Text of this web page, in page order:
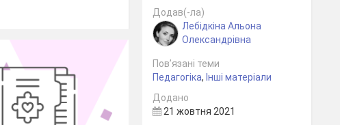
Додав(-ла)
Лебідкіна Альона
Олександрівна
Пов’язані теми
Педагогіка, Інші матеріали
Додано
21 жовтня 2021